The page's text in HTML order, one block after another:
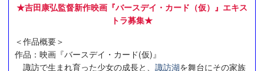
★吉田康弘監督新作映画『バースデイ・カード（仮）』エキス
トラ募集★
＜作品概要＞
作品：映画『バースデイ・カード(仮)』
諏訪で生まれ育った少女の成長と、 諏訪湖を舞台にその家族